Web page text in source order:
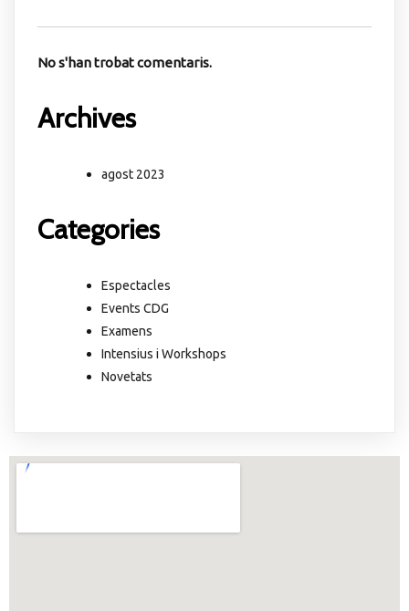
No s'han trobat comentaris.
Archives
agost 2023
Categories
Espectacles
Events CDG
Examens
Intensius i Workshops
Novetats